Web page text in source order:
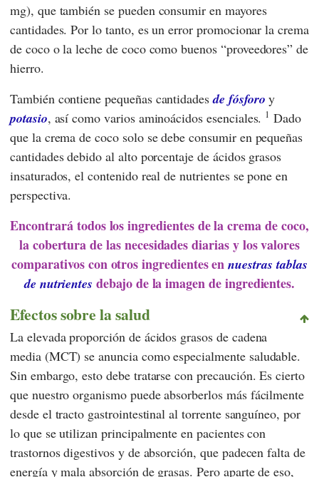
mg), que también se pueden consumir en mayores
cantidades. Por lo tanto, es un error promocionar la crema
de coco o la leche de coco como buenos “proveedores” de
hierro.
También contiene pequeñas cantidadesde fósforo y
potasio, así como varios aminoácidos esenciales. 1 Dado
que la crema de coco solo se debe consumir en pequeñas
cantidades debido al alto porcentaje de ácidos grasos
insaturados, el contenido real de nutrientes se pone en
perspectiva.
Encontrará todos los ingredientes de la crema de coco,
la cobertura de las necesidades diarias y los valores
comparativos con otros ingredientes ennuestras tablas
de nutrientes debajo de la imagen de ingredientes.
Efectos sobre la salud
La elevada proporción de ácidos grasos de cadena
media (MCT) se anuncia como especialmente saludable.
Sin embargo, esto debe tratarse con precaución. Es cierto
que nuestro organismo puede absorberlos más fácilmente
desde el tracto gastrointestinal al torrente sanguíneo, por
lo que se utilizan principalmente en pacientes con
trastornos digestivos y de absorción, que padecen falta de
energía y mala absorción de grasas. Pero aparte de eso,